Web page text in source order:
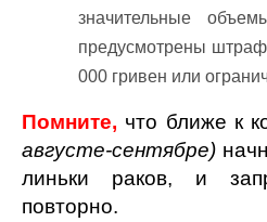
значительные
предусмотрены
000 гривен или
Помните, что ближе к
августе-сентябре)
линьки раков, и
повторно.